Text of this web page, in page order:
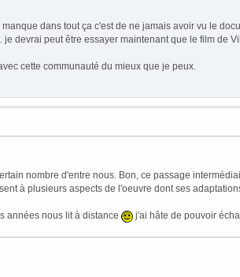
dans tout ça c'est de ne jamais avoir vu le
devrai peut être essayer maintenant que le film de
cette communauté du mieux que je peux.
nombre d'entre nous. Bon, ce passage
à plusieurs aspects de l'oeuvre dont ses
années nous lit à distance j'ai hâte de pouvoir